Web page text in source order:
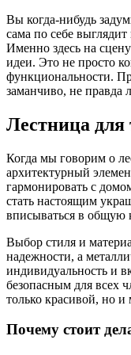
Вы когда-нибудь
сама по себе
Именно здесь на
идеи. Это не просто
функциональности.
заманчиво, не правда
Лестница для
Когда мы говорим о
архитектурный
гармонировать с
стать настоящим
вписываться в общую
Выбор стиля и
надежности, а
индивидуальность и
безопасным для всех
только красивой, но
Почему стоит